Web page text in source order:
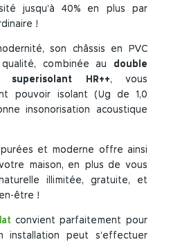
jusqu’à 40% en plus par
!
son châssis en PVC
combinée au double
HR++, vous
pouvoir isolant (Ug de 1,0
insonorisation acoustique
et moderne offre ainsi
maison, en plus de vous
illimitée, gratuite, et
être !
convient parfaitement pour
installation peut s’effectuer